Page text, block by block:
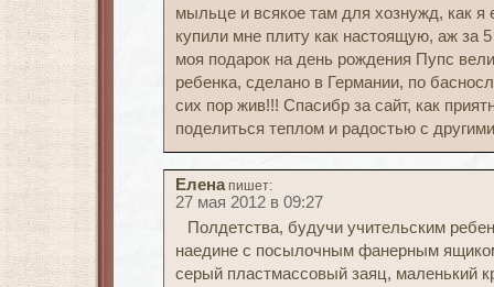
мыльце и всякое там для хознужд, как
купили мне плиту как настоящую, аж за
моя подарок на день рождения Пупс
ребенка, сделано в Германии, по
сих пор жив!!! Спасибр за сайт, как
поделиться теплом и радостью с
Елена пишет:
27 мая 2012 в 09:27
Полдетства, будучи учительским
наедине с посылочным фанерным
серый пластмассовый заяц, маленький